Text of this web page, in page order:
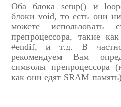
Оба блока setup() и
блоки void, то есть они
можете использовать
препроцессора, такие
#endif, и т.д. В
рекомендуем Вам
символы препроцессора
как они едят SRAM